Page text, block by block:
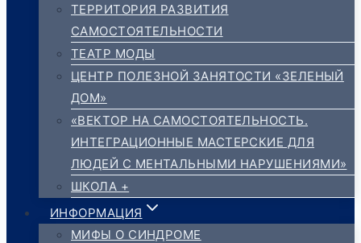
ТЕРРИТОРИЯ РАЗВИТИЯ
САМОСТОЯТЕЛЬНОСТИ
ТЕАТР МОДЫ
ЦЕНТР ПОЛЕЗНОЙ ЗАНЯТОСТИ «ЗЕЛЕНЫЙ
ДОМ»
«ВЕКТОР НА САМОСТОЯТЕЛЬНОСТЬ.
ИНТЕГРАЦИОННЫЕ МАСТЕРСКИЕ ДЛЯ
ЛЮДЕЙ С МЕНТАЛЬНЫМИ НАРУШЕНИЯМИ»
ШКОЛА +
ИНФОРМАЦИЯ
МИФЫ О СИНДРОМЕ